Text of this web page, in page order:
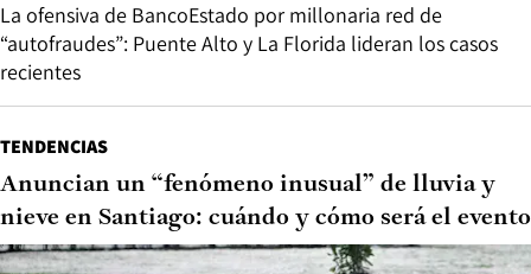
La ofensiva de BancoEstado por millonaria red de
“autofraudes”: Puente Alto y La Florida lideran los casos
recientes
TENDENCIAS
Anuncian un “fenómeno inusual” de lluvia y
nieve en Santiago: cuándo y cómo será el evento